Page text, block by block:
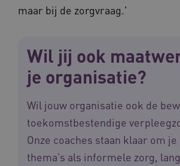
maar bij de zorgvraag.'
Wil jij ook
je organisatie?
Wil jouw organisatie ook de
toekomstbestendige
Onze coaches staan klaar om
thema’s als informele zorg,
VISITOR_PRIVACY_METADATA